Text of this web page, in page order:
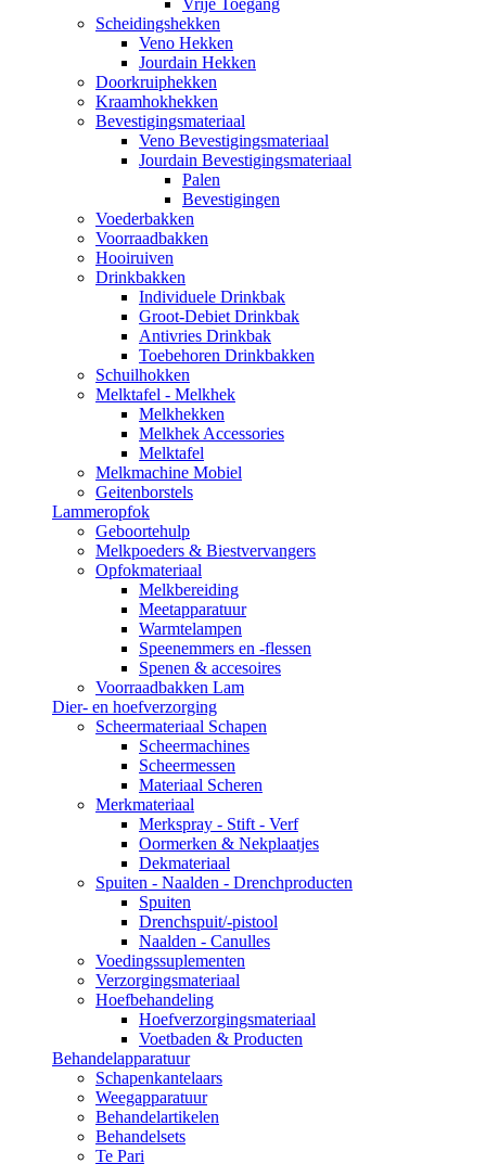
Vrije Toegang
Scheidingshekken
Veno Hekken
Jourdain Hekken
Doorkruiphekken
Kraamhokhekken
Bevestigingsmateriaal
Veno Bevestigingsmateriaal
Jourdain Bevestigingsmateriaal
Palen
Bevestigingen
Voederbakken
Voorraadbakken
Hooiruiven
Drinkbakken
Individuele Drinkbak
Groot-Debiet Drinkbak
Antivries Drinkbak
Toebehoren Drinkbakken
Schuilhokken
Melktafel - Melkhek
Melkhekken
Melkhek Accessories
Melktafel
Melkmachine Mobiel
Geitenborstels
Lammeropfok
Geboortehulp
Melkpoeders & Biestvervangers
Opfokmateriaal
Melkbereiding
Meetapparatuur
Warmtelampen
Speenemmers en -flessen
Spenen & accesoires
Voorraadbakken Lam
Dier- en hoefverzorging
Scheermateriaal Schapen
Scheermachines
Scheermessen
Materiaal Scheren
Merkmateriaal
Merkspray - Stift - Verf
Oormerken & Nekplaatjes
Dekmateriaal
Spuiten - Naalden - Drenchproducten
Spuiten
Drenchspuit/-pistool
Naalden - Canulles
Voedingssuplementen
Verzorgingsmateriaal
Hoefbehandeling
Hoefverzorgingsmateriaal
Voetbaden & Producten
Behandelapparatuur
Schapenkantelaars
Weegapparatuur
Behandelartikelen
Behandelsets
Te Pari